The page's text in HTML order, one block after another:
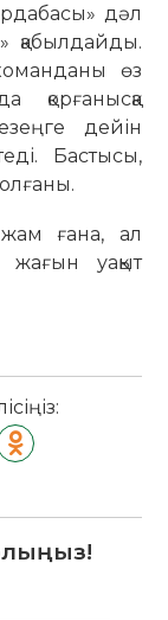
дәл
қабылдайды.
өз
қорғанысқа
дейін
Бастысы,
ғана, ал
уақыт